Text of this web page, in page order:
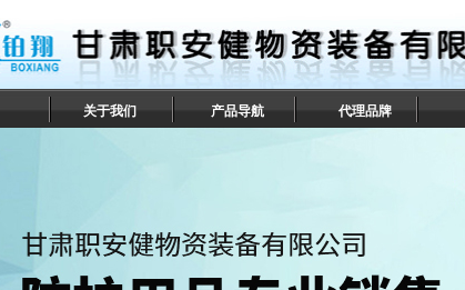
关于我们 产品导航 代理品牌